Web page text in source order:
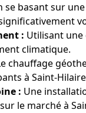
se basant sur
: Utilisant une
climatique.
chauffage
à Saint-
: Une
le marché à